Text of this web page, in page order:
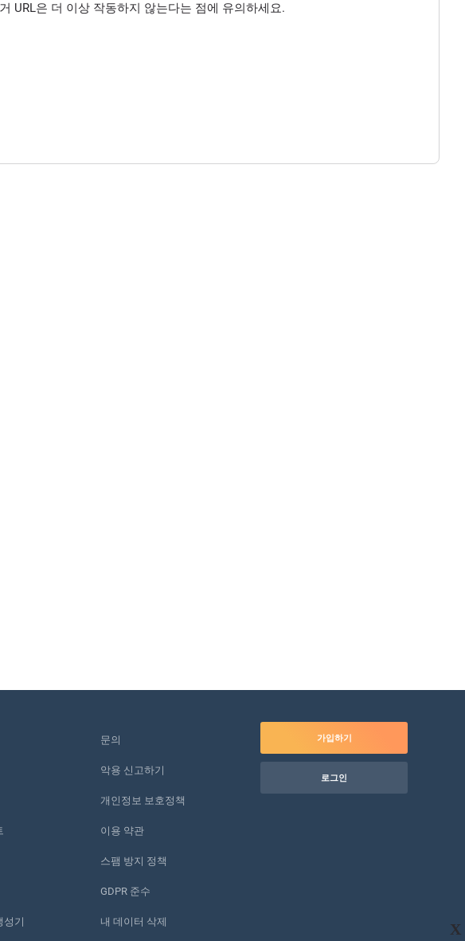
URL은 더 이상 작동하지 않는다는 점에 유의하세요.
X
성기
문의
악용 신고하기
개인정보 보호정책
이용 약관
스팸 방지 정책
GDPR 준수
내 데이터 삭제
가입하기
로그인